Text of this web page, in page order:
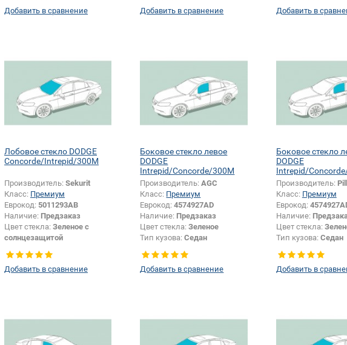
Добавить в сравнение Добавить в сравнение Добавить в
Лобовое стекло DODGE
Concorde/Intrepid/300M
Производитель: Sekurit
Класс: Премиум
Еврокод: 5011293AB
Наличие: Предзаказ
Цвет стекла: Зеленое с
солнцезащитой
Цвет полосы:
Тип кузова:Седан
Добавить в сравнение
Боковое стекло левое
DODGE
Intrepid/Concorde/300M
Производитель:AGC
Класс: Премиум
Еврокод:4574927AD
Наличие: Предзаказ
Цвет стекла:Зеленое
Тип кузова:Седан
Тип стекла:Боковое стекло
левое
Добавить в сравнение
Боковое стекло
DODGE
Intrepid/
Производитель:
Класс: Премиум
Еврокод:
Наличие:
Цвет стекла:
Тип кузова: Седан
Тип стекла:
левое
Добавить в